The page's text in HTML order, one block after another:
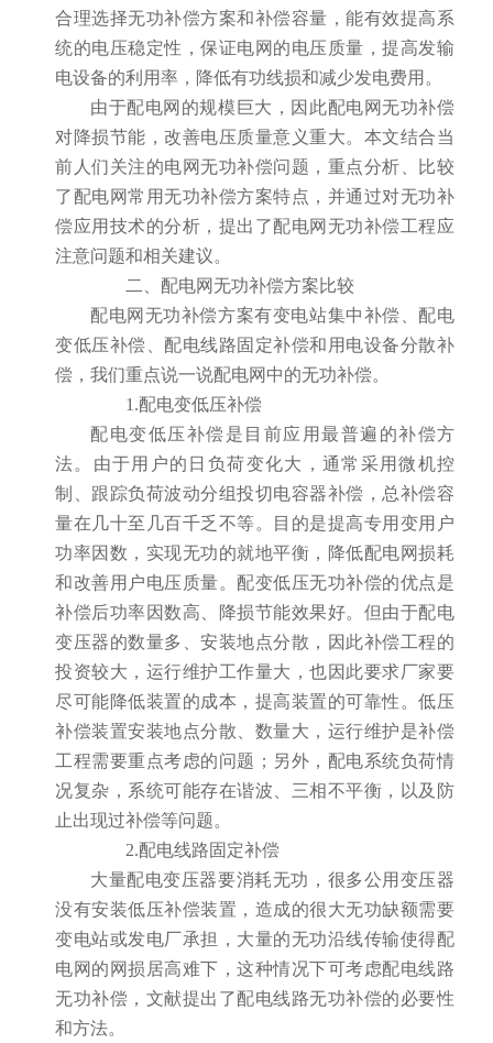
合理选择无功补偿方案和补偿容量，能有效提高系
统的电压稳定性，保证电网的电压质量，提高发输
电设备的利用率，降低有功线损和减少发电费用。
由于配电网的规模巨大，因此配电网无功补偿
对降损节能，改善电压质量意义重大。本文结合当
前人们关注的电网无功补偿问题，重点分析、比较
了配电网常用无功补偿方案特点，并通过对无功补
偿应用技术的分析，提出了配电网无功补偿工程应
注意问题和相关建议。
二、配电网无功补偿方案比较
配电网无功补偿方案有变电站集中补偿、配电
变低压补偿、配电线路固定补偿和用电设备分散补
偿，我们重点说一说配电网中的无功补偿。
1.配电变低压补偿
配电变低压补偿是目前应用最普遍的补偿方
法。由于用户的日负荷变化大，通常采用微机控
制、跟踪负荷波动分组投切电容器补偿，总补偿容
量在几十至几百千乏不等。目的是提高专用变用户
功率因数，实现无功的就地平衡，降低配电网损耗
和改善用户电压质量。配变低压无功补偿的优点是
补偿后功率因数高、降损节能效果好。但由于配电
变压器的数量多、安装地点分散，因此补偿工程的
投资较大，运行维护工作量大，也因此要求厂家要
尽可能降低装置的成本，提高装置的可靠性。低压
补偿装置安装地点分散、数量大，运行维护是补偿
工程需要重点考虑的问题；另外，配电系统负荷情
况复杂，系统可能存在谐波、三相不平衡，以及防
止出现过补偿等问题。
2.配电线路固定补偿
大量配电变压器要消耗无功，很多公用变压器
没有安装低压补偿装置，造成的很大无功缺额需要
变电站或发电厂承担，大量的无功沿线传输使得配
电网的网损居高难下，这种情况下可考虑配电线路
无功补偿，文献提出了配电线路无功补偿的必要性
和方法。